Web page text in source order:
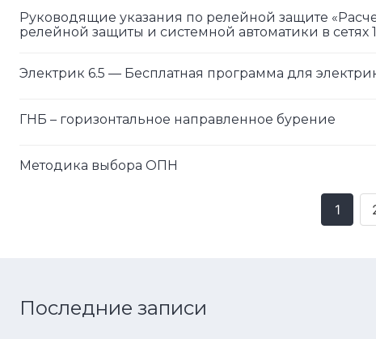
Руководящие указания по релейной защите
релейной защиты и системной автоматики в сетях
Электрик 6.5 — Бесплатная программа для
ГНБ – горизонтальное направленное бурение
Методика выбора ОПН
1
Последние записи